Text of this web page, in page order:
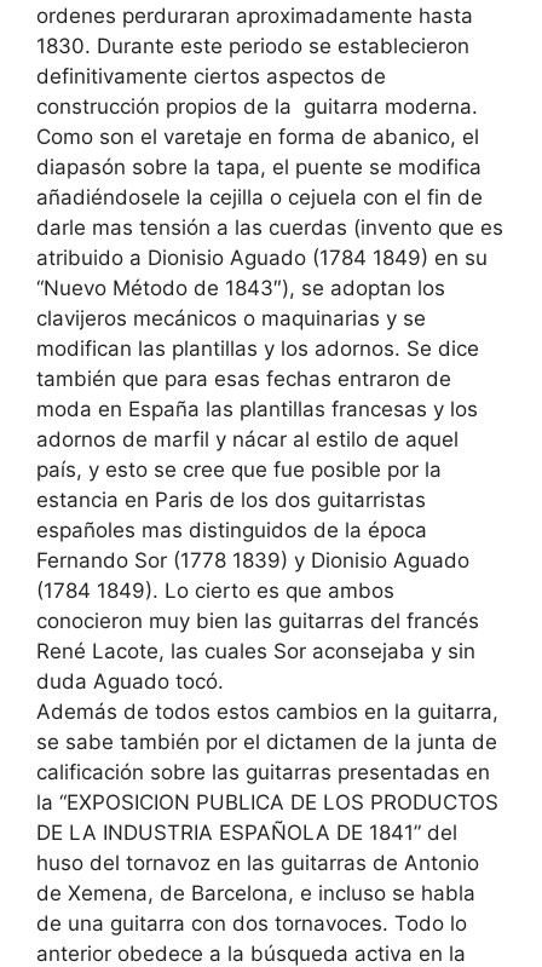
ordenes perduraran aproximadamente hasta
1830. Durante este periodo se establecieron
definitivamente ciertos aspectos de
construcción propios de la guitarra moderna.
Como son el varetaje en forma de abanico, el
diapasón sobre la tapa, el puente se modifica
añadiéndosele la cejilla o cejuela con el fin de
darle mas tensión a las cuerdas (invento que es
atribuido a Dionisio Aguado (1784 1849) en su
“Nuevo Método de 1843″), se adoptan los
clavijeros mecánicos o maquinarias y se
modifican las plantillas y los adornos. Se dice
también que para esas fechas entraron de
moda en España las plantillas francesas y los
adornos de marfil y nácar al estilo de aquel
país, y esto se cree que fue posible por la
estancia en Paris de los dos guitarristas
españoles mas distinguidos de la época
Fernando Sor (1778 1839) y Dionisio Aguado
(1784 1849). Lo cierto es que ambos
conocieron muy bien las guitarras del francés
René Lacote, las cuales Sor aconsejaba y sin
duda Aguado tocó.
Además de todos estos cambios en la guitarra,
se sabe también por el dictamen de la junta de
calificación sobre las guitarras presentadas en
la “EXPOSICION PUBLICA DE LOS PRODUCTOS
DE LA INDUSTRIA ESPAÑOLA DE 1841” del
huso del tornavoz en las guitarras de Antonio
de Xemena, de Barcelona, e incluso se habla
de una guitarra con dos tornavoces. Todo lo
anterior obedece a la búsqueda activa en la